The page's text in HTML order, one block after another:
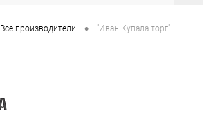
Все производители • "Иван Купала-торг"